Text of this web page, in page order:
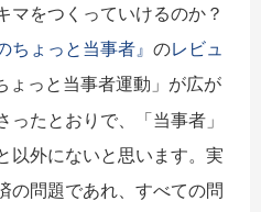
をつくっていけるのか？
ちょっと当事者』 のレビュ
ょっと当事者運動」が広が
たとおりで、「当事者」
以外にないと思います。実
の問題であれ、すべての問